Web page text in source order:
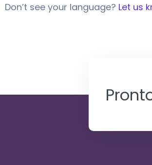
Don’t see your language? Let us